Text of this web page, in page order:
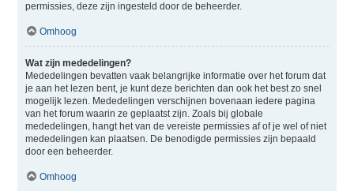
permissies, deze zijn ingesteld door de beheerder.
Omhoog
Wat zijn mededelingen?
Mededelingen bevatten vaak belangrijke informatie over het forum dat
je aan het lezen bent, je kunt deze berichten dan ook het best zo snel
mogelijk lezen. Mededelingen verschijnen bovenaan iedere pagina
van het forum waarin ze geplaatst zijn. Zoals bij globale
mededelingen, hangt het van de vereiste permissies af of je wel of niet
mededelingen kan plaatsen. De benodigde permissies zijn bepaald
door een beheerder.
Omhoog